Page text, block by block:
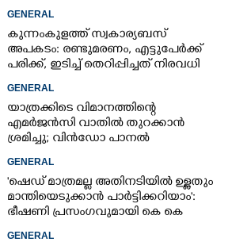
GENERAL
കുന്നംകുളത്ത് സ്വകാര്യബസ്
അപകടം: രണ്ടുമരണം, എട്ടുപേർക്ക്
പരിക്ക്, ഇടിച്ച് തെറിപ്പിച്ചത് നിരവധി
GENERAL
യാത്രക്കിടെ വിമാനത്തിന്റെ
എമർജൻസി വാതിൽ തുറക്കാൻ
ശ്രമിച്ചു; വിൻഡോ പാനൽ
നെടുമ്പാശേരിയിൽ മലയാളി
അറസ്റ്റിൽ
GENERAL
'ഷെഡ് മാത്രമല്ല അതിനടിയിൽ ഉള്ളതും
മാന്തിയെടുക്കാൻ പാർട്ടിക്കറിയാം':
ഭീഷണി പ്രസംഗവുമായി കെ കെ
GENERAL